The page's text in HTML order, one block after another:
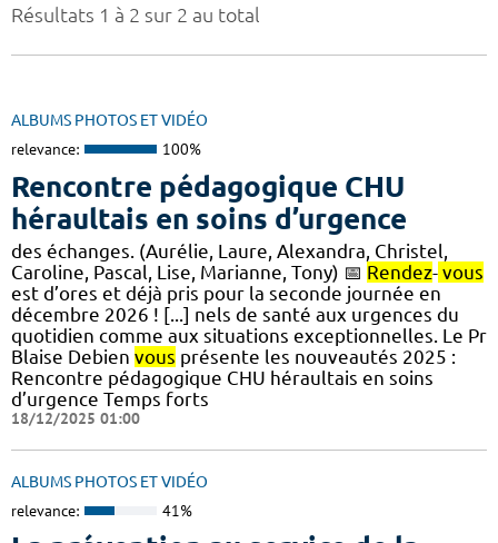
Résultats 1 à 2 sur 2 au total
ALBUMS PHOTOS ET VIDÉO
relevance: 100%
Rencontre pédagogique CHU
héraultais en soins d’urgence
des échanges. (Aurélie, Laure, Alexandra, Christel,
Caroline, Pascal, Lise, Marianne, Tony) 📅 Rendez- vous
est d’ores et déjà pris pour la seconde journée en
décembre 2026 ! [...] nels de santé aux urgences du
quotidien comme aux situations exceptionnelles. Le Pr
Blaise Debien vous présente les nouveautés 2025​ :
Rencontre pédagogique CHU héraultais en soins
d’urgence Temps forts
18/12/2025 01:00
ALBUMS PHOTOS ET VIDÉO
relevance: 41%